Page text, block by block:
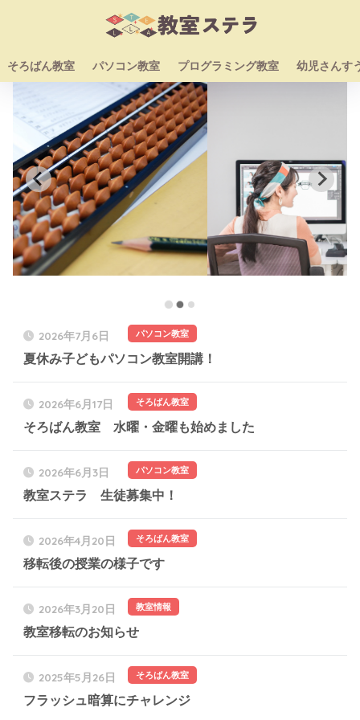
そろばん教室 パソコン教室 プログラミング教室 幼児さんす
2026年7月6日
夏休み子どもパソコン教室開講！
パソコン教室
2026年6月17日
そろばん教室 水曜・金曜も始めました
そろばん教室
2026年6月3日
教室ステラ 生徒募集中！
パソコン教室
2026年4月20日
移転後の授業の様子です
そろばん教室
2026年3月20日
教室移転のお知らせ
教室情報
2025年5月26日
フラッシュ暗算にチャレンジ
そろばん教室